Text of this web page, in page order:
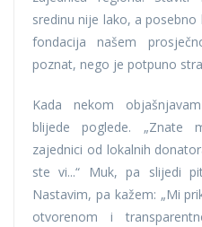
sredinu nije lako, a
fondacija našem
poznat, nego je potpuno
Kada nekom
blijede poglede. „Znate
zajednici od lokalnih
ste vi...“ Muk, pa slijedi
Nastavim, pa kažem: „Mi
otvorenom i